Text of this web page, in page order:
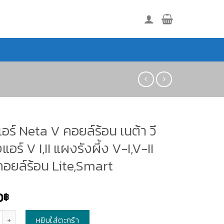
ร์ Neta V คอยล์ร้อน เนต้า วี
อร์ V I,II แผงรังผึ้ง V-I,V-II
ยล์ร้อน Lite,Smart
฿
หยิบใส่ตะกร้า